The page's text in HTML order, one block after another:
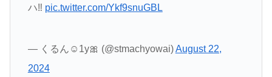
ハ‼️ pic.twitter.com/Ykf9snuGBL
— くるん☺︎1y🎀 (@stmachyowai)August 22,
2024